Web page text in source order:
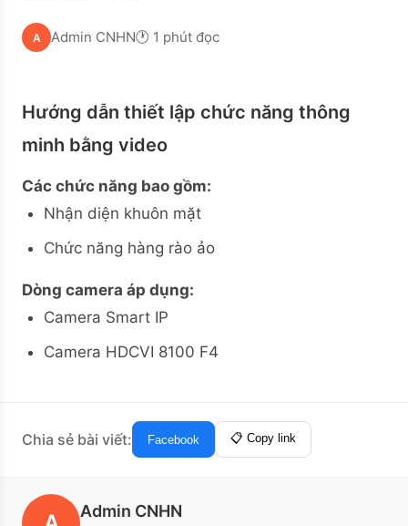
A Admin CNHN🕐 1 phút đọc
Hướng dẫn thiết lập chức năng thông
minh bằng video
Các chức năng bao gồm:
Nhận diện khuôn mặt
Chức năng hàng rào ảo
Dòng camera áp dụng:
Camera Smart IP
Camera HDCVI 8100 F4
Chia sẻ bài viết: Facebook 📋 Copy link
Admin CNHN